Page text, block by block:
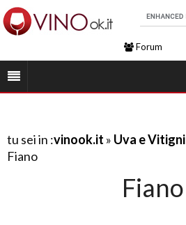
Forum
tu sei in :vinook.it » Uva e Vitigni
Fiano
Fiano